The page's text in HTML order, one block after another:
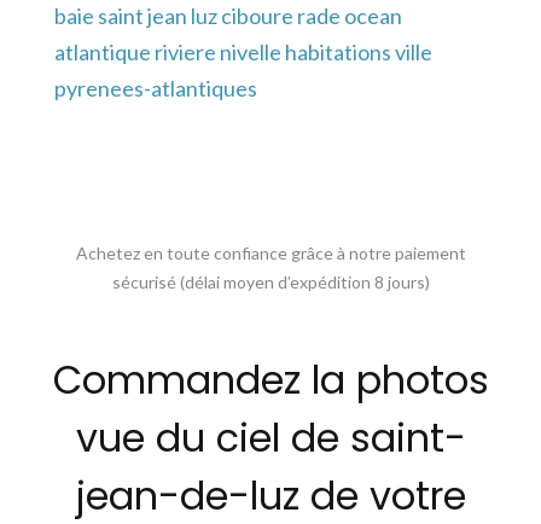
baie saint jean luz ciboure rade ocean
atlantique riviere nivelle habitations ville
pyrenees-atlantiques
Achetez en toute confiance grâce à notre paiement
sécurisé (délai moyen d’expédition 8 jours)
Commandez la photos
vue du ciel de saint-
jean-de-luz de votre